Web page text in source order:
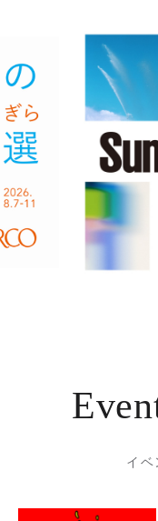
レストラン・カフ
TAX FREE
PARCOメンバーズ
日本語
イベ